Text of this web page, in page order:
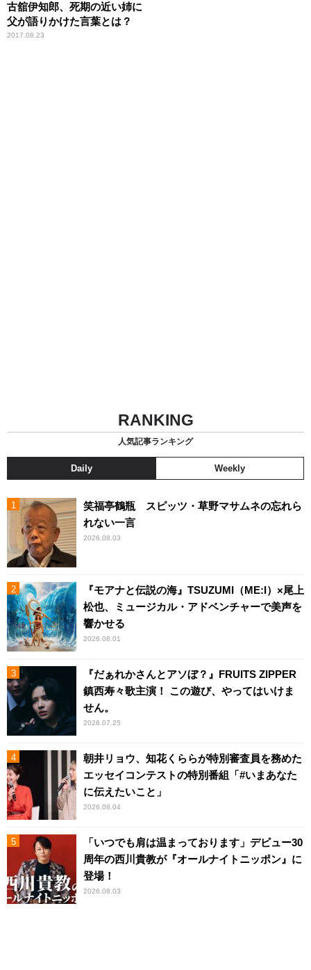
古舘伊知郎、死期の近い姉に
父が語りかけた言葉とは？
2017.08.23
RANKING
人気記事ランキング
Daily Weekly
笑福亭鶴瓶 スピッツ・草野マサムネの忘れら
れない一言
2026.08.03
『モアナと伝説の海』TSUZUMI（ME:I）×尾上
松也、ミュージカル・アドベンチャーで美声を
響かせる
2026.08.01
『だぁれかさんとアソぼ？』FRUITS ZIPPER
鎮西寿々歌主演！ この遊び、やってはいけま
せん。
2026.07.25
朝井リョウ、知花くららが特別審査員を務めた
エッセイコンテストの特別番組「#いまあなた
に伝えたいこと」
2026.08.04
「いつでも肩は温まっております」デビュー30
周年の西川貴教が『オールナイトニッポン』に
登場！
2026.08.03